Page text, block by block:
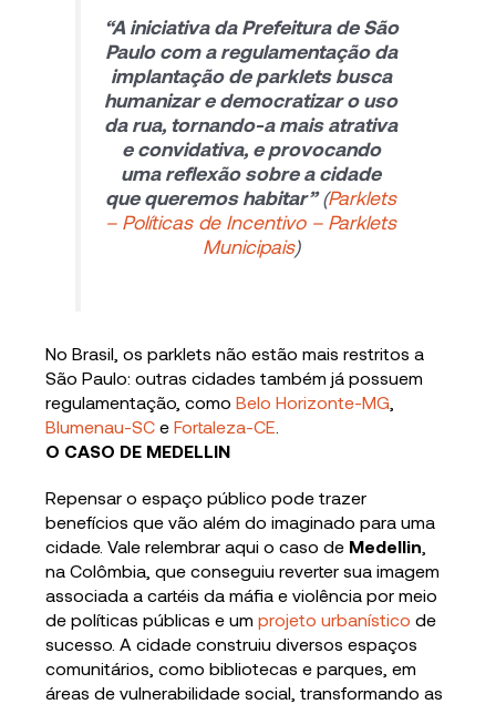
“A iniciativa da Prefeitura de São
Paulo com a regulamentação da
implantação de parklets busca
humanizar e democratizar o uso
da rua, tornando-a mais atrativa
e convidativa, e provocando
uma reflexão sobre a cidade
que queremos habitar”(Parklets
– Políticas de Incentivo – Parklets
Municipais)
No Brasil, os parklets não estão mais restritos a
São Paulo: outras cidades também já possuem
regulamentação, comoBelo Horizonte-MG
Blumenau-SC eFortaleza-CE
O CASO DE MEDELLIN
Repensar o espaço público pode trazer
benefícios que vão além do imaginado para uma
cidade. Vale relembrar aqui o caso de Medellin
na Colômbia, que conseguiu reverter sua imagem
associada a cartéis da máfia e violência por meio
de políticas públicas e umprojeto urbanístico de
sucesso. A cidade construiu diversos espaços
comunitários, como bibliotecas e parques, em
áreas de vulnerabilidade social, transformando as